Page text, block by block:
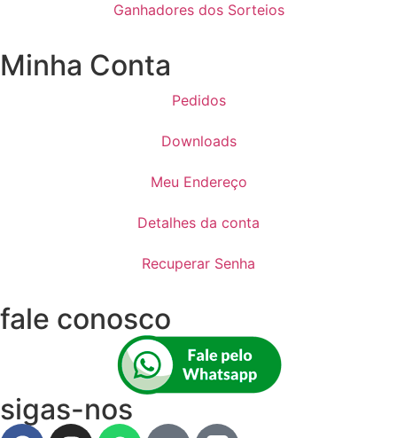
Ganhadores dos Sorteios
Minha Conta
Pedidos
Downloads
Meu Endereço
Detalhes da conta
Recuperar Senha
fale conosco
sigas-nos